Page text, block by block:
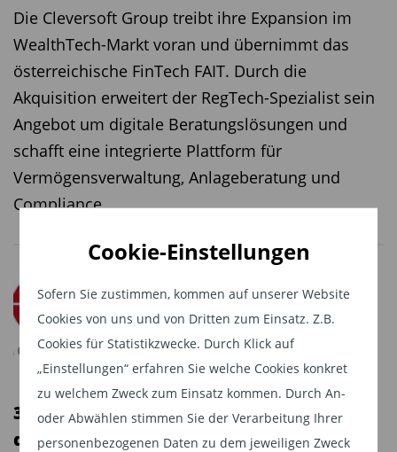
Cookie-Einstellungen
Sofern Sie zustimmen, kommen auf unserer Website
Cookies von uns und von Dritten zum Einsatz. Z.B.
Cookies für Statistikzwecke. Durch Klick auf
„Einstellungen“ erfahren Sie welche Cookies konkret
zu welchem Zweck zum Einsatz kommen. Durch An-
oder Abwählen stimmen Sie der Verarbeitung Ihrer
personenbezogenen Daten zu dem jeweiligen Zweck
Die Cleversoft Group treibt ihre Expansion im
WealthTech-Markt voran und übernimmt das
österreichische FinTech FAIT. Durch die
Akquisition erweitert der RegTech-Spezialist sein
Angebot um digitale Beratungslösungen und
schafft eine integrierte Plattform für
Vermögensverwaltung, Anlageberatung und
Compliance.
34f-Berater müssen ab 2013
dokumentieren